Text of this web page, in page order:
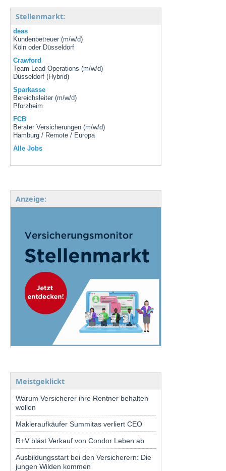
Stellenmarkt:
deas
Kundenbetreuer (m/w/d)
Köln oder Düsseldorf
Crawford
Team Lead Operations (m/w/d)
Düsseldorf (Hybrid)
Sparkasse
Bereichsleiter (m/w/d)
Pforzheim
FCB
Berater Versicherungen (m/w/d)
Hamburg / Remote / Europa
Alle Jobs
Anzeige:
Meistgeklickt
Warum Versicherer ihre Rentner behalten
wollen
Makleraufkäufer Summitas verliert CEO
R+V bläst Verkauf von Condor Leben ab
Ausbildungsstart bei den Versicherern: Die
jungen Wilden kommen